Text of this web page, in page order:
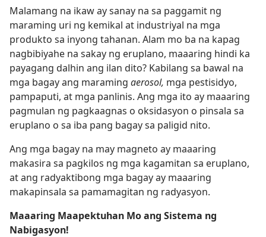
Malamang na ikaw ay sanay na sa paggamit ng
maraming uri ng kemikal at industriyal na mga
produkto sa inyong tahanan. Alam mo ba na kapag
nagbibiyahe na sakay ng eruplano, maaaring hindi ka
payagang dalhin ang ilan dito? Kabilang sa bawal na
mga bagay ang maraming aerosol, mga pestisidyo,
pampaputi, at mga panlinis. Ang mga ito ay maaaring
pagmulan ng pagkaagnas o oksidasyon o pinsala sa
eruplano o sa iba pang bagay sa paligid nito.
Ang mga bagay na may magneto ay maaaring
makasira sa pagkilos ng mga kagamitan sa eruplano,
at ang radyaktibong mga bagay ay maaaring
makapinsala sa pamamagitan ng radyasyon.
Maaaring Maapektuhan Mo ang Sistema ng
Nabigasyon!